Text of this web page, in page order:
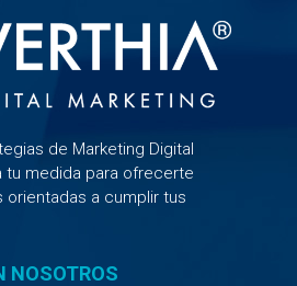
de Marketing Digital
tu medida para ofrecerte
orientadas a cumplir tus
NOSOTROS